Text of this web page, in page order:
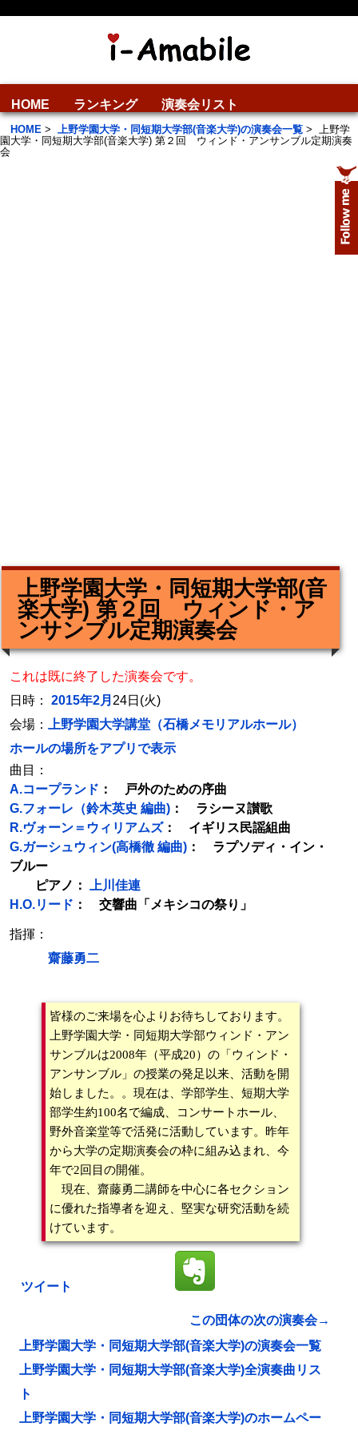
HOME ランキング 演奏会リスト
HOME > 上野学園大学・同短期大学部(音楽大学)の演奏会一覧 > 上野学
園大学・同短期大学部(音楽大学) 第２回 ウィンド・アンサンブル定期演奏
会
上野学園大学・同短期大学部(音
楽大学) 第２回 ウィンド・ア
ンサンブル定期演奏会
これは既に終了した演奏会です。
日時： 2015年2月 24日(火)
会場：
上野学園大学講堂（石橋メモリアルホール）
ホールの場所をアプリで表示
曲目：
A.コープランド ： 戸外のための序曲
G.フォーレ（鈴木英史 編曲) ： ラシーヌ讃歌
R.ヴォーン＝ウィリアムズ： イギリス民謡組曲
G.ガーシュウィン(高橋徹 編曲) ： ラプソディ・イン・
ブルー
ピアノ：
上川佳連
H.O.リード ： 交響曲「メキシコの祭り」
指揮：
齋藤勇二
皆様のご来場を心よりお待ちしております。
上野学園大学・同短期大学部ウィンド・アン
サンブルは2008年（平成20）の「ウィンド・
アンサンブル」の授業の発足以来、活動を開
始しました。。現在は、学部学生、短期大学
部学生約100名で編成、コンサートホール、
野外音楽堂等で活発に活動しています。昨年
から大学の定期演奏会の枠に組み込まれ、今
年で2回目の開催。
現在、齋藤勇二講師を中心に各セクション
に優れた指導者を迎え、堅実な研究活動を続
けています。
ツイート
この団体の次の演奏会→
上野学園大学・同短期大学部(音楽大学)の演奏会一覧
上野学園大学・同短期大学部(音楽大学)全演奏曲リス
ト
上野学園大学・同短期大学部(音楽大学)のホームペー